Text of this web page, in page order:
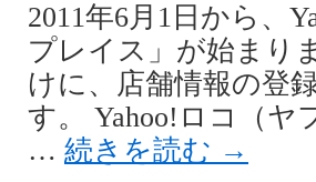
2011年6月1日から、
プレイス」が始まり
けに、店舗情報の登
す。 Yahoo!ロコ（ヤ
… 続きを読む →